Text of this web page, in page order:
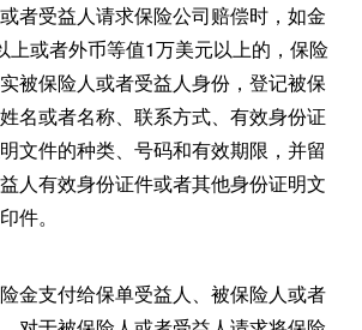
者受益人请求保险公司赔偿时，如金
上或者外币等值1万美元以上的，保险
被保险人或者受益人身份，登记被保
名或者名称、联系方式、有效身份证
文件的种类、号码和有效期限，并留
人有效身份证件或者其他身份证明文
件。
金支付给保单受益人、被保险人或者